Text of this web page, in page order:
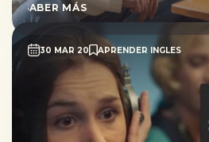
SABER MÁS
30 MAR 20 APRENDER INGLES